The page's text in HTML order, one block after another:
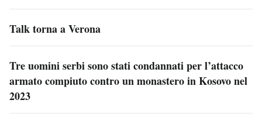
Talk torna a Verona
Tre uomini serbi sono stati condannati per l’attacco
armato compiuto contro un monastero in Kosovo nel
2023